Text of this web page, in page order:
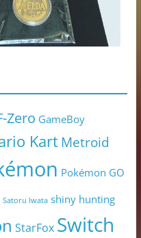
Zero GameBoy
KartMetroid
Pokémon GO
Satoru Iwata shiny hunting
StarFox Switch